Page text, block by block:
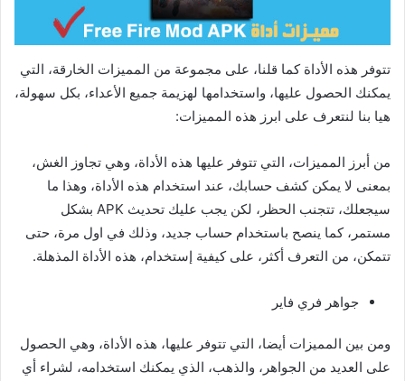
تتوفر هذه الأداة كما قلنا، على مجموعة من المميزات الخارقة، التي
يمكنك الحصول عليها، واستخدامها لهزيمة جميع الأعداء، بكل سهولة،
هيا بنا لنتعرف على ابرز هذه المميزات:
من أبرز المميزات، التي تتوفر عليها هذه الأداة، وهي تجاوز الغش،
بمعنى لا يمكن كشف حسابك، عند استخدام هذه الأداة، وهذا ما
سيجعلك، تتجنب الحظر، لكن يجب عليك تحديث APK بشكل
مستمر، كما ينصح باستخدام حساب جديد، وذلك في اول مرة، حتى
تتمكن، من التعرف أكثر، على كيفية إستخدام، هذه الأداة المذهلة.
جواهر فري فاير
ومن بين المميزات أيضا، التي تتوفر عليها، هذه الأداة، وهي الحصول
على العديد من الجواهر، والذهب، الذي يمكنك استخدامه، لشراء أي